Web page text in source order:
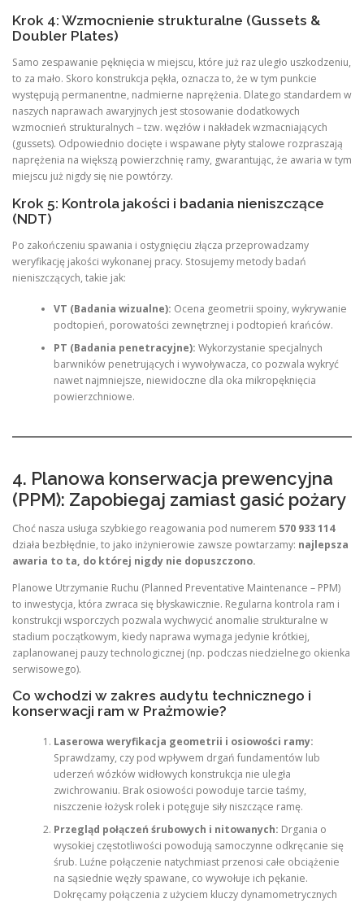
Krok 4: Wzmocnienie strukturalne (Gussets &
Doubler Plates)
Samo zespawanie pęknięcia w miejscu, które już raz uległo uszkodzeniu,
to za mało. Skoro konstrukcja pękła, oznacza to, że w tym punkcie
występują permanentne, nadmierne naprężenia. Dlatego standardem w
naszych naprawach awaryjnych jest stosowanie dodatkowych
wzmocnień strukturalnych – tzw. węzłów i nakładek wzmacniających
(gussets). Odpowiednio docięte i wspawane płyty stalowe rozpraszają
naprężenia na większą powierzchnię ramy, gwarantując, że awaria w tym
miejscu już nigdy się nie powtórzy.
Krok 5: Kontrola jakości i badania nieniszczące
(NDT)
Po zakończeniu spawania i ostygnięciu złącza przeprowadzamy
weryfikację jakości wykonanej pracy. Stosujemy metody badań
nieniszczących, takie jak:
VT (Badania wizualne): Ocena geometrii spoiny, wykrywanie
podtopień, porowatości zewnętrznej i podtopień krańców.
PT (Badania penetracyjne): Wykorzystanie specjalnych
barwników penetrujących i wywoływacza, co pozwala wykryć
nawet najmniejsze, niewidoczne dla oka mikropęknięcia
powierzchniowe.
4. Planowa konserwacja prewencyjna
(PPM): Zapobiegaj zamiast gasić pożary
Choć nasza usługa szybkiego reagowania pod numerem 570 933 114
działa bezbłędnie, to jako inżynierowie zawsze powtarzamy: najlepsza
awaria to ta, do której nigdy nie dopuszczono.
Planowe Utrzymanie Ruchu (Planned Preventative Maintenance – PPM)
to inwestycja, która zwraca się błyskawicznie. Regularna kontrola ram i
konstrukcji wsporczych pozwala wychwycić anomalie strukturalne w
stadium początkowym, kiedy naprawa wymaga jedynie krótkiej,
zaplanowanej pauzy technologicznej (np. podczas niedzielnego okienka
serwisowego).
Co wchodzi w zakres audytu technicznego i
konserwacji ram w Prażmowie?
Laserowa weryfikacja geometrii i osiowości ramy:
Sprawdzamy, czy pod wpływem drgań fundamentów lub
uderzeń wózków widłowych konstrukcja nie uległa
zwichrowaniu. Brak osiowości powoduje tarcie taśmy,
niszczenie łożysk rolek i potęguje siły niszczące ramę.
Przegląd połączeń śrubowych i nitowanych: Drgania o
wysokiej częstotliwości powodują samoczynne odkręcanie się
śrub. Luźne połączenie natychmiast przenosi całe obciążenie
na sąsiednie węzły spawane, co wywołuje ich pękanie.
Dokręcamy połączenia z użyciem kluczy dynamometrycznych